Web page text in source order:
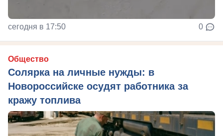
сегодня в 17:50 0
Общество
Солярка на личные нужды: в
Новороссийске осудят работника за
кражу топлива